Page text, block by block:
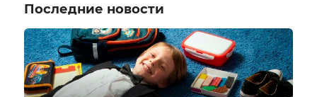
Последние новости